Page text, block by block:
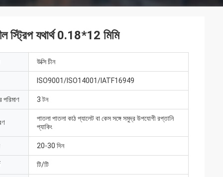
স্ট্রিপ যথার্থ 0.18*12 মিমি
উক্সি চীন
ISO9001/ISO14001/IATF16949
পরিমাণ 3 টন
পাতলা পাতলা কাঠ প্যালেট বা কেস সঙ্গে সমুদ্র উপযোগী রপ্তানি
প্যাকিং
20-30 দিন
টি/টি